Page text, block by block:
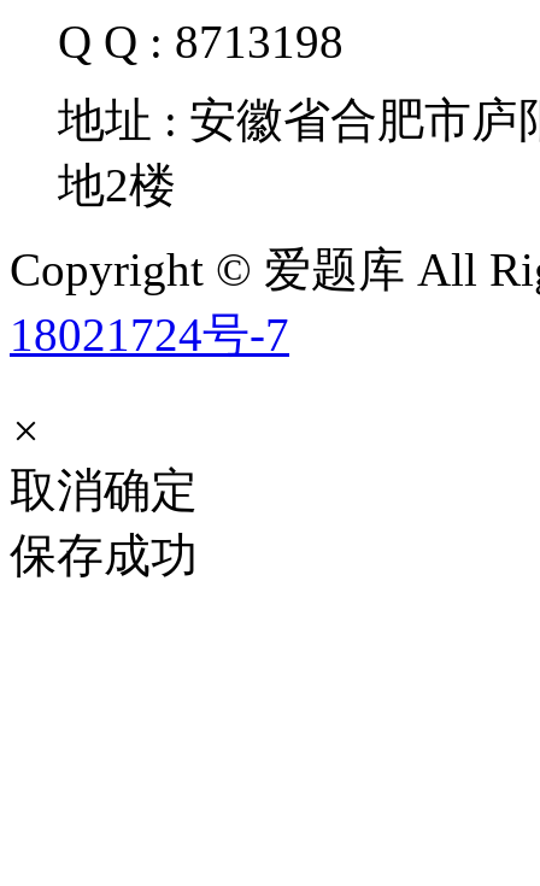
Q Q : 8713198
地址 : 安徽省合肥市
地2楼
Copyright © 爱题库 All
18021724号-7
×
取消确定
保存成功